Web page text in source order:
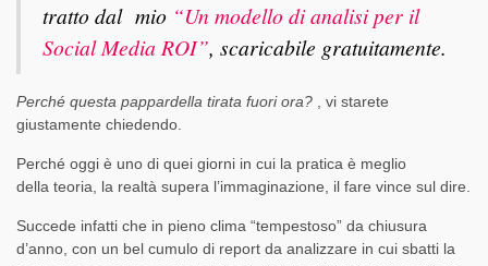
tratto dal mio “Un modello di analisi per il
Social Media ROI”, scaricabile gratuitamente.
Perché questa pappardella tirata fuori ora? , vi starete
giustamente chiedendo.
Perché oggi è uno di quei giorni in cui la pratica è meglio
della teoria, la realtà supera l’immaginazione, il fare vince sul dire.
Succede infatti che in pieno clima “tempestoso” da chiusura
d’anno, con un bel cumulo di report da analizzare in cui sbatti la